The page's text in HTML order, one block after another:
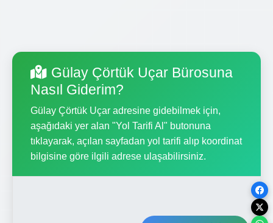
Gülay Çörtük Uçar Bürosuna
Nasıl Giderim?
Gülay Çörtük Uçar adresine gidebilmek için,
aşağıdaki yer alan "Yol Tarifi Al" butonuna
tıklayarak, açılan sayfadan yol tarifi alıp koordinat
bilgisine göre ilgili adrese ulaşabilirsiniz.